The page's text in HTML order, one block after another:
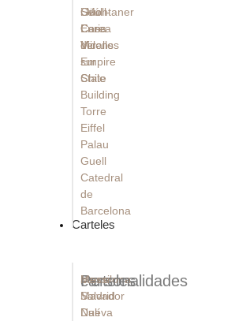
Güell
Casa
Vicens
Empire
State
Building
Torre
Eiffel
Palau
Guell
Catedral
de
Barcelona
Seúl -
Corea
del
sur
Chile
i Montaner
Enric
Miralles
Carteles
carteles
Barcelona
Madrid
Nueva
Personalidades
Messi
Salvador
Dalí